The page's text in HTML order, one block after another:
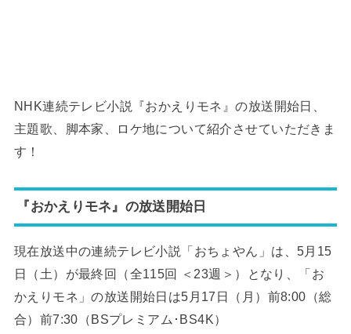
NHK連続テレビ小説『おかえりモネ』の放送開始日、
主題歌、脚本家、ロケ地について紹介させていただきま
す！
『おかえりモネ』の放送開始日
現在放送中の連続テレビ小説「おちょやん」は、5月15
日（土）が最終回（全115回 ＜23週＞）となり、「お
かえりモネ」の放送開始日は5月17日（月）前8:00（総
合）前7:30（BSプレミアム･BS4K）